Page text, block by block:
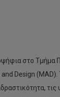
στο
Design